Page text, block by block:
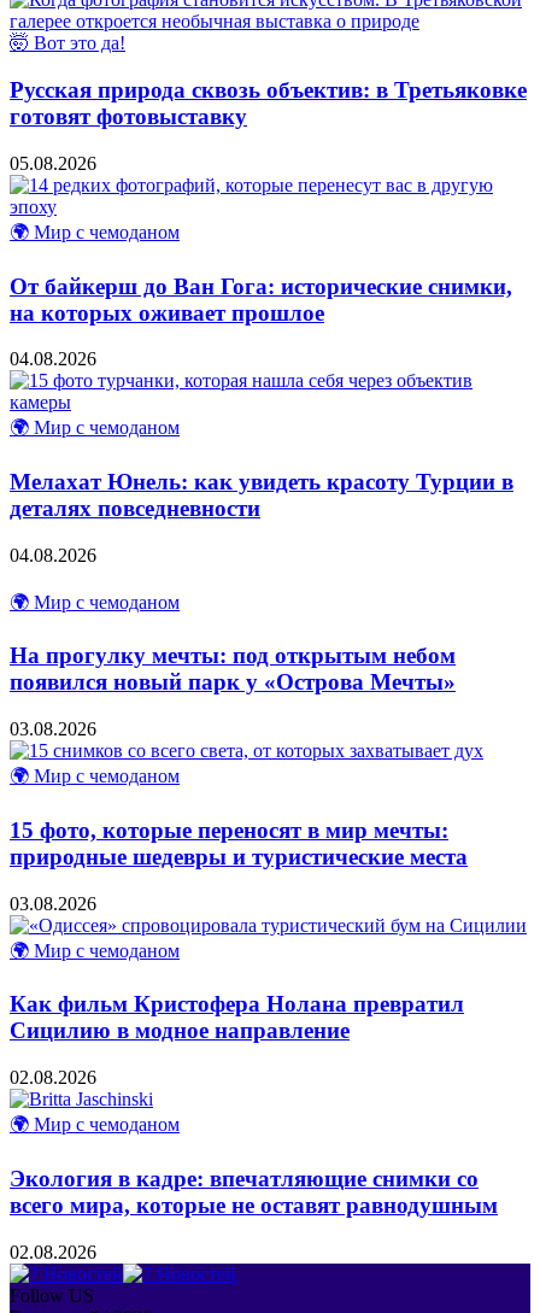
🤯 Вот это да!
Русская природа сквозь объектив: в Третьяковке
готовят фотовыставку
05.08.2026
🌍 Мир с чемоданом
От байкерш до Ван Гога: исторические снимки,
на которых оживает прошлое
04.08.2026
🌍 Мир с чемоданом
Мелахат Юнель: как увидеть красоту Турции в
деталях повседневности
04.08.2026
🌍 Мир с чемоданом
На прогулку мечты: под открытым небом
появился новый парк у «Острова Мечты»
03.08.2026
🌍 Мир с чемоданом
15 фото, которые переносят в мир мечты:
природные шедевры и туристические места
03.08.2026
🌍 Мир с чемоданом
Как фильм Кристофера Нолана превратил
Сицилию в модное направление
02.08.2026
🌍 Мир с чемоданом
Экология в кадре: впечатляющие снимки со
всего мира, которые не оставят равнодушным
02.08.2026
Follow US